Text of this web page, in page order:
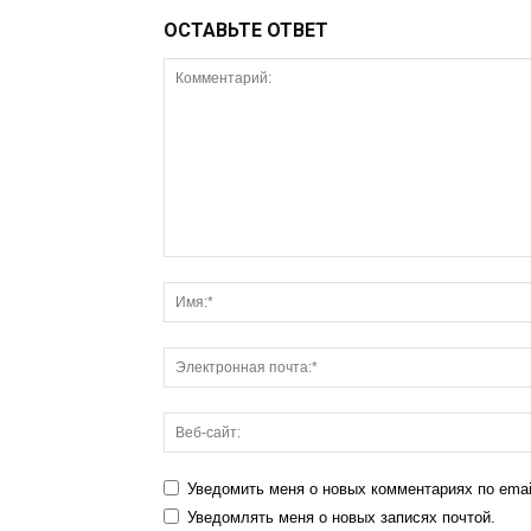
ОСТАВЬТЕ ОТВЕТ
Уведомить меня о новых комментариях по
Уведомлять меня о новых записях почтой.